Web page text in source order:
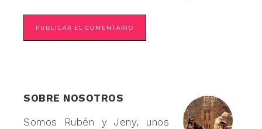
SOBRE NOSOTROS
Somos Rubén y Jeny, unos